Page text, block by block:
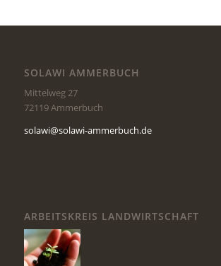
SOLAWI AMMERBUCH
Mittelweg 27
72119 Ammerbuch
solawi@solawi-ammerbuch.de
ARBEITSKREIS LANDWIRTSCHAFT